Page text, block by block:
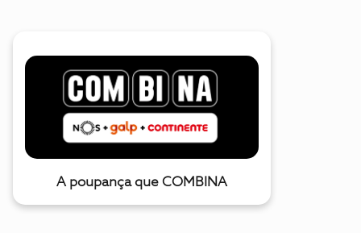
A poupança que COMBINA